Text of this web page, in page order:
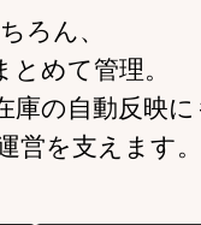
ろん、
めて管理。
庫の自動反映に
営を支えます。